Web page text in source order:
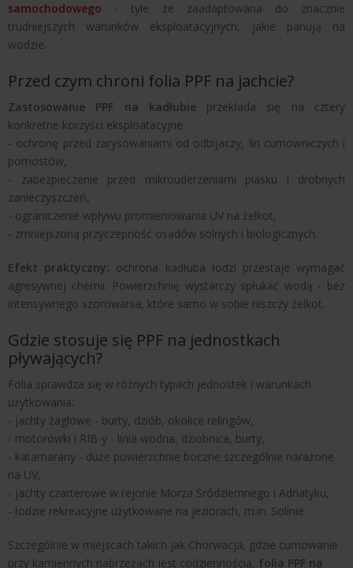
samochodowego - tyle że zaadaptowana do znacznie
trudniejszych warunków eksploatacyjnych, jakie panują na
wodzie.
Przed czym chroni folia PPF na jachcie?
Zastosowanie PPF na kadłubie przekłada się na cztery
konkretne korzyści eksploatacyjne:
- ochronę przed zarysowaniami od odbijaczy, lin cumowniczych i
pomostów,
- zabezpieczenie przed mikrouderzeniami piasku i drobnych
zanieczyszczeń,
- ograniczenie wpływu promieniowania UV na żelkot,
- zmniejszoną przyczepność osadów solnych i biologicznych.
Efekt praktyczny: ochrona kadłuba łodzi przestaje wymagać
agresywnej chemii. Powierzchnię wystarczy spłukać wodą - bez
intensywnego szorowania, które samo w sobie niszczy żelkot.
Gdzie stosuje się PPF na jednostkach
pływających?
Folia sprawdza się w różnych typach jednostek i warunkach
użytkowania:
- jachty żaglowe - burty, dziób, okolice relingów,
- motorówki i RIB-y - linia wodna, dziobnica, burty,
- katamarany - duże powierzchnie boczne szczególnie narażone
na UV,
- jachty czarterowe w rejonie Morza Śródziemnego i Adriatyku,
- łodzie rekreacyjne użytkowane na jeziorach, m.in. Solinie.
Szczególnie w miejscach takich jak Chorwacja, gdzie cumowanie
przy kamiennych nabrzeżach jest codziennością, folia PPF na